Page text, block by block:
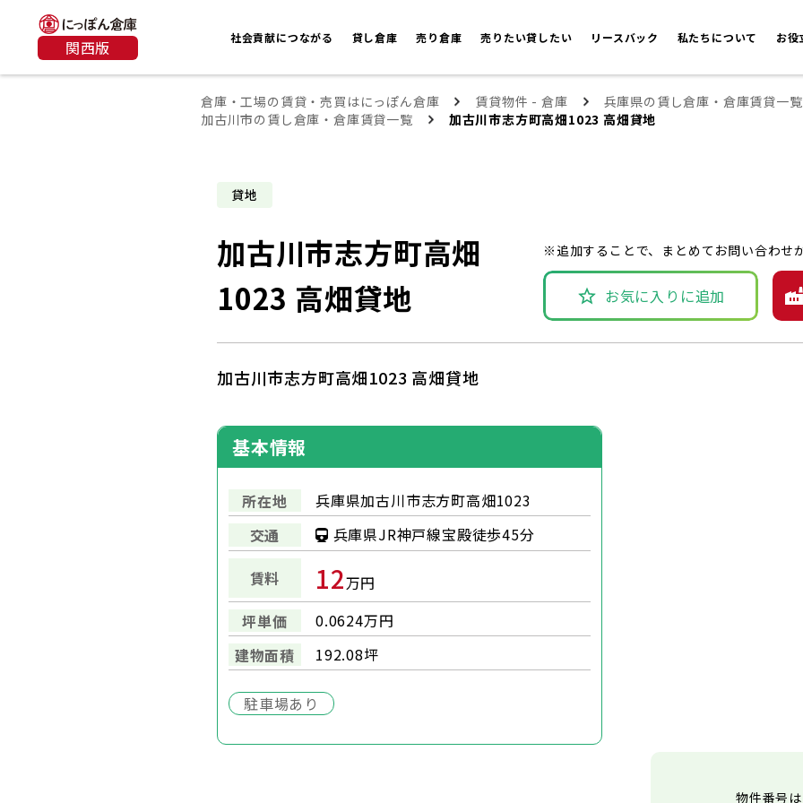
関西版 社会貢献につながる 貸し倉庫 売り倉庫 売りたい貸したい リースバック 私たちについて お役
倉庫・工場の賃貸・売買はにっぽん倉庫 賃貸物件 - 倉庫
兵庫県の賃し倉庫・倉庫賃貸一覧
加古川市の賃し倉庫・倉庫賃貸一覧
加古川市志方町高畑1023 高畑貸地
貸地
加古川市志方町高畑
1023 高畑貸地
※追加することで、まとめてお問い合わせ
お気に入りに追加
加古川市志方町高畑1023 高畑貸地
基本情報
所在地
兵庫県加古川市志方町高畑1023
交通
兵庫県JR神戸線宝殿徒歩45分
賃料 12万円
坪単価
0.0624万円
建物面積
192.08坪
駐車場あり
物件番号は